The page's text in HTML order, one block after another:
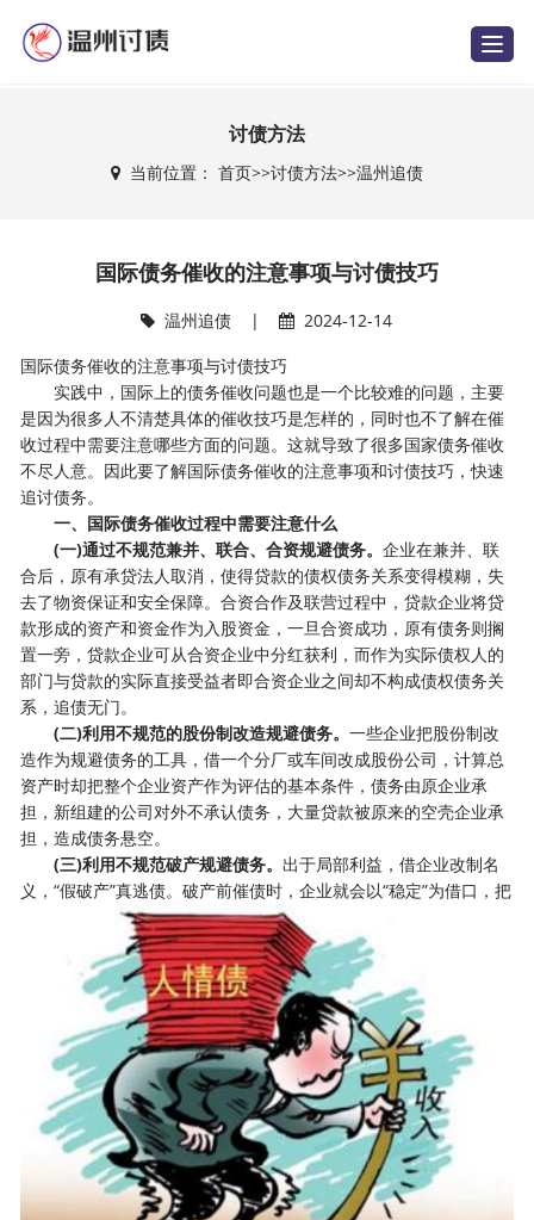
T
o
讨债方法
当前位置： 首页>>讨债方法>>温州追债
国际债务催收的注意事项与讨债技巧
温州追债 |
2024-12-14
国际债务催收的注意事项与讨债技巧
实践中，国际上的债务催收问题也是一个比较难的问题，主要
是因为很多人不清楚具体的催收技巧是怎样的，同时也不了解在催
收过程中需要注意哪些方面的问题。这就导致了很多国家债务催收
不尽人意。因此要了解国际债务催收的注意事项和讨债技巧，快速
追讨债务。
一、国际债务催收过程中需要注意什么
(一)通过不规范兼并、联合、合资规避债务。企业在兼并、联
合后，原有承贷法人取消，使得贷款的债权债务关系变得模糊，失
去了物资保证和安全保障。合资合作及联营过程中，贷款企业将贷
款形成的资产和资金作为入股资金，一旦合资成功，原有债务则搁
置一旁，贷款企业可从合资企业中分红获利，而作为实际债权人的
部门与贷款的实际直接受益者即合资企业之间却不构成债权债务关
系，追债无门。
(二)利用不规范的股份制改造规避债务。一些企业把股份制改
造作为规避债务的工具，借一个分厂或车间改成股份公司，计算总
资产时却把整个企业资产作为评估的基本条件，债务由原企业承
担，新组建的公司对外不承认债务，大量贷款被原来的空壳企业承
担，造成债务悬空。
(三)利用不规范破产规避债务。 出于局部利益，借企业改制名
义，“假破产”真逃债。破产前催债时，企业就会以“稳定”为借口，把